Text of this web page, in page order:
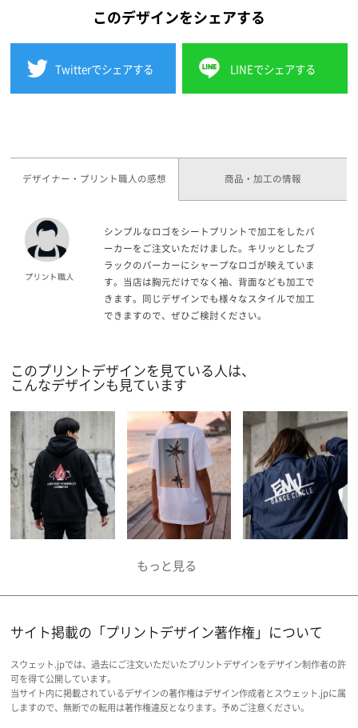
このデザインをシェアする
Twitterでシェアする LINEでシェアする
デザイナー・プリント職人の感想 商品・加工の情報
シンプルなロゴをシートプリントで加工をしたパ
ーカーをご注文いただけました。キリッとしたブ
ラックのパーカーにシャープなロゴが映えていま
す。当店は胸元だけでなく袖、背面なども加工で
きます。同じデザインでも様々なスタイルで加工
できますので、ぜひご検討ください。
このプリントデザインを見ている人は、
こんなデザインも見ています
サイト掲載の「プリントデザイン著作権」について
スウェット.jpでは、過去にご注文いただいたプリントデザインをデザイン制作者の許
可を得て公開しています。
当サイト内に掲載されているデザインの著作権はデザイン作成者とスウェット.jpに属
しますので、無断での転用は著作権違反となります。予めご注意ください。